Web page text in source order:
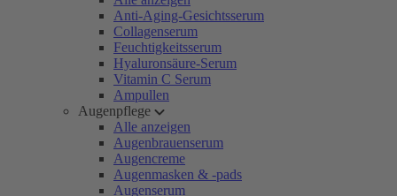
Anti-Aging-Gesichtsserum
Collagenserum
Feuchtigkeitsserum
Hyaluronsäure-Serum
Vitamin C Serum
Ampullen
Augenpflege
Alle anzeigen
Augenbrauenserum
Augencreme
Augenmasken & -pads
Augenserum